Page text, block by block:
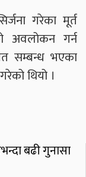
गरेका मूर्त
अवलोकन गर्न
सम्बन्ध भएका
थियो ।
बढी गुनासा